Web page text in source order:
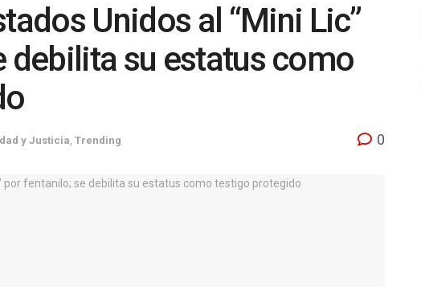
Unidos al “Mini Lic”
debilita su estatus como
y Justicia Trending 0